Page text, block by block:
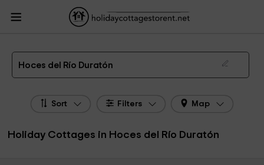
HolidayCottagesToRent.net
del Río Duratón
The 21 best holiday cottages & country houses in Hoces del Río Duratón in 2026
Hoces del Río Duratón
Sort Filters Map
Holiday Cottages in Hoces del Río Duratón